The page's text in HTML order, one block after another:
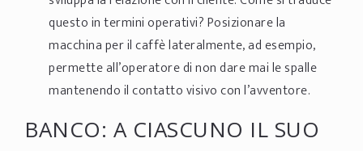
questo in termini operativi? Posizionare la
macchina per il caffè lateralmente, ad esempio,
permette all’operatore di non dare mai le spalle
mantenendo il contatto visivo con l’avventore.
BANCO: A CIASCUNO IL SUO